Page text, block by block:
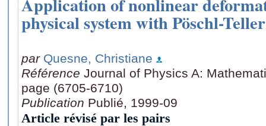
physical system with Pöschl-
par Quesne, Christiane
Référence Journal of Physics A:
page (6705-6710)
Publication Publié, 1999-09
Article révisé par les pairs